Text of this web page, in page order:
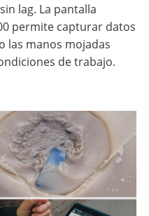
lag. La pantalla
permite capturar datos
las manos mojadas
de trabajo.